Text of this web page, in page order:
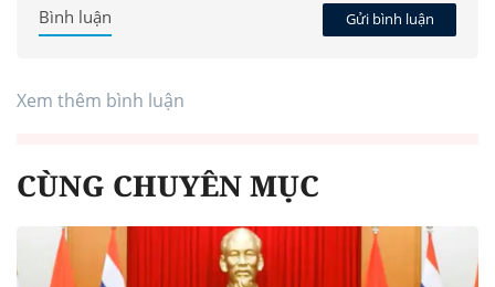
Gửi bình luận
Bình luận
Xem thêm bình luận
CÙNG CHUYÊN MỤC